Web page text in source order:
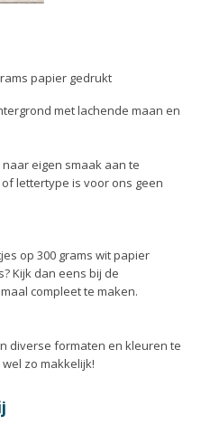
papier gedrukt
met lachende maan en
eigen smaak aan te
lettertype is voor ons geen
op 300 grams wit papier
Kijk dan eens bij de
compleet te maken.
diverse formaten en kleuren te
zo makkelijk!